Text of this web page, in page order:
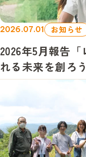
2026.07.01 お知らせ
2026年5月報告
れる未来を創ろう